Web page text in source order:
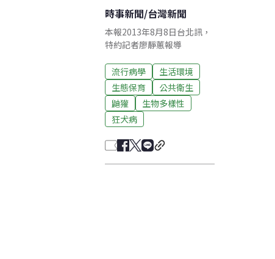
時事新聞/台灣新聞
本報2013年8月8日台北訊，
特約記者廖靜蕙報導
流行病學
生活環境
生態保育
公共衛生
鼬獾
生物多樣性
狂犬病